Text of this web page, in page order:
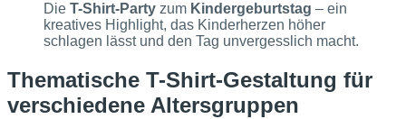
Die T-Shirt-Party zum Kindergeburtstag – ein
kreatives Highlight, das Kinderherzen höher
schlagen lässt und den Tag unvergesslich macht.
Thematische T-Shirt-Gestaltung für
verschiedene Altersgruppen